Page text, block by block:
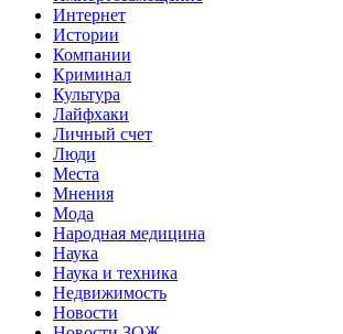
Интернет
Истории
Компании
Криминал
Культура
Лайфхаки
Личный счет
Люди
Места
Мнения
Мода
Народная медицина
Наука
Наука и техника
Недвижимость
Новости